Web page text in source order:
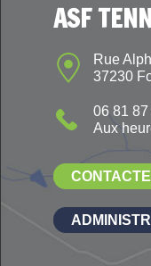
ASF
Rue
37230
06 81 87
Aux